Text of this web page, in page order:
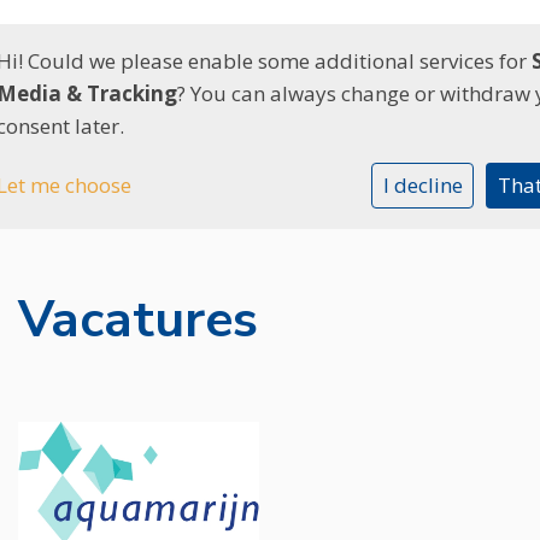
Vacatures
Could we please enable some additional services for
& Tracking? You can always change or withdraw
later.
me choose I decline